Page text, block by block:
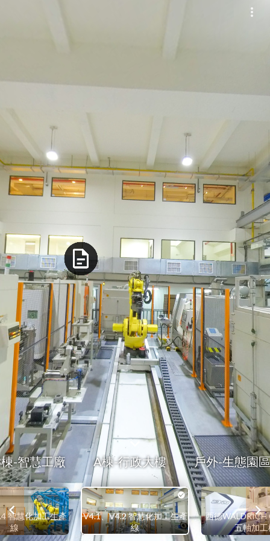
-智慧工廠 A棟-行政大樓 戶外-生態園區
智慧化加工生產
線
V4.1、V4.2 智慧化加工生產
線
西德WALDRICH
五軸加工